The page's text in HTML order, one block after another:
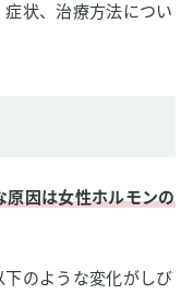
状、治療方法につい
原因は女性ホルモンの
のような変化がしび